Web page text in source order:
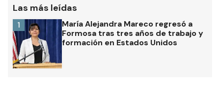
Las más leídas
María Alejandra Mareco regresó a
Formosa tras tres años de trabajo y
formación en Estados Unidos
1